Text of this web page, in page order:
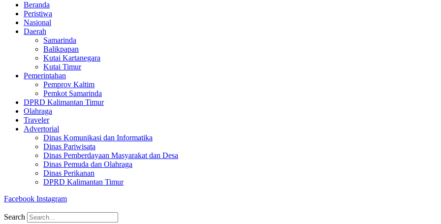
Beranda
Peristiwa
Nasional
Daerah
Samarinda
Balikpapan
Kutai Kartanegara
Kutai Timur
Pemerintahan
Pemprov Kaltim
Pemkot Samarinda
DPRD Kalimantan Timur
Olahraga
Traveler
Advertorial
Dinas Komunikasi dan Informatika
Dinas Pariwisata
Dinas Pemberdayaan Masyarakat dan Desa
Dinas Pemuda dan Olahraga
Dinas Perikanan
DPRD Kalimantan Timur
Facebook Instagram
Search